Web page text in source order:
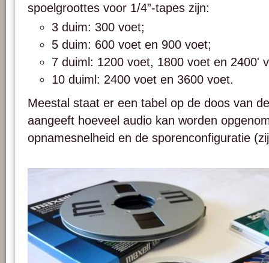
spoelgroottes voor 1/4”-tapes zijn:
3 duim: 300 voet;
5 duim: 600 voet en 900 voet;
7 duiml: 1200 voet, 1800 voet en 2400'
10 duiml: 2400 voet en 3600 voet.
Meestal staat er een tabel op de doos van
aangeeft hoeveel audio kan worden
opnamesnelheid en de sporenconfiguratie